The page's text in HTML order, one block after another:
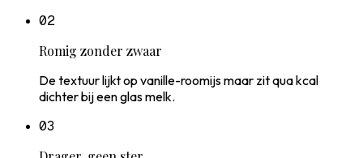
02
Romig zonder zwaar
De textuur lijkt op vanille-roomijs maar zit qua kcal
dichter bij een glas melk.
03